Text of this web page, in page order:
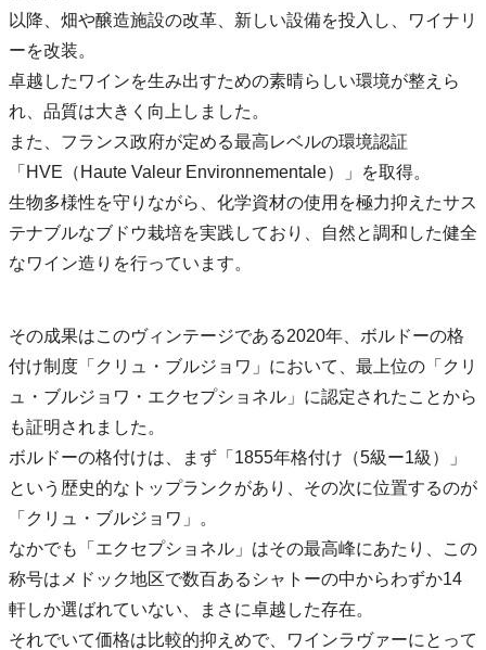
以降、畑や醸造施設の改革、新しい設備を投入し、ワイナリ
ーを改装。
卓越したワインを生み出すための素晴らしい環境が整えら
れ、品質は大きく向上しました。
また、フランス政府が定める最高レベルの環境認証
「HVE（Haute Valeur Environnementale）」を取得。
生物多様性を守りながら、化学資材の使用を極力抑えたサス
テナブルなブドウ栽培を実践しており、自然と調和した健全
なワイン造りを行っています。
その成果はこのヴィンテージである2020年、ボルドーの格
付け制度「クリュ・ブルジョワ」において、最上位の「クリ
ュ・ブルジョワ・エクセプショネル」に認定されたことから
も証明されました。
ボルドーの格付けは、まず「1855年格付け（5級ー1級）」
という歴史的なトップランクがあり、その次に位置するのが
「クリュ・ブルジョワ」。
なかでも「エクセプショネル」はその最高峰にあたり、この
称号はメドック地区で数百あるシャトーの中からわずか14
軒しか選ばれていない、まさに卓越した存在。
それでいて価格は比較的抑えめで、ワインラヴァーにとって